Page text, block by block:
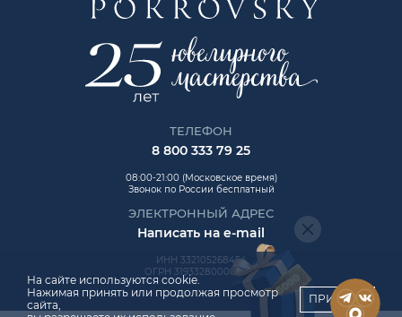
ТЕЛЕФОН
8 800 333 79 25
08:00-21:00 (Московское время)
Звонок по России бесплатный
ЭЛЕКТРОННЫЙ АДРЕС
Написать на e-mail
ИНН 332105268454
ОГРН 319332800006992
На сайте используются cookie.
Нажимая принять или продолжая просмотр
сайта,
ПРИНЯТЬ